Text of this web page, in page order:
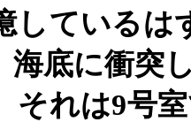
しているは
海底に衝突
それは9号